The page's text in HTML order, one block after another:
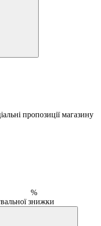
пропозиціїмагазину
%
знижки